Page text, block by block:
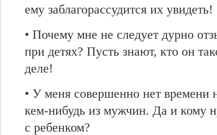
ему заблагорассудится их увидеть!
• Почему мне не следует дурно
при детях? Пусть знают, кто он
деле!
• У меня совершенно нет времени
кем-нибудь из мужчин. Да и кому
с ребенком?